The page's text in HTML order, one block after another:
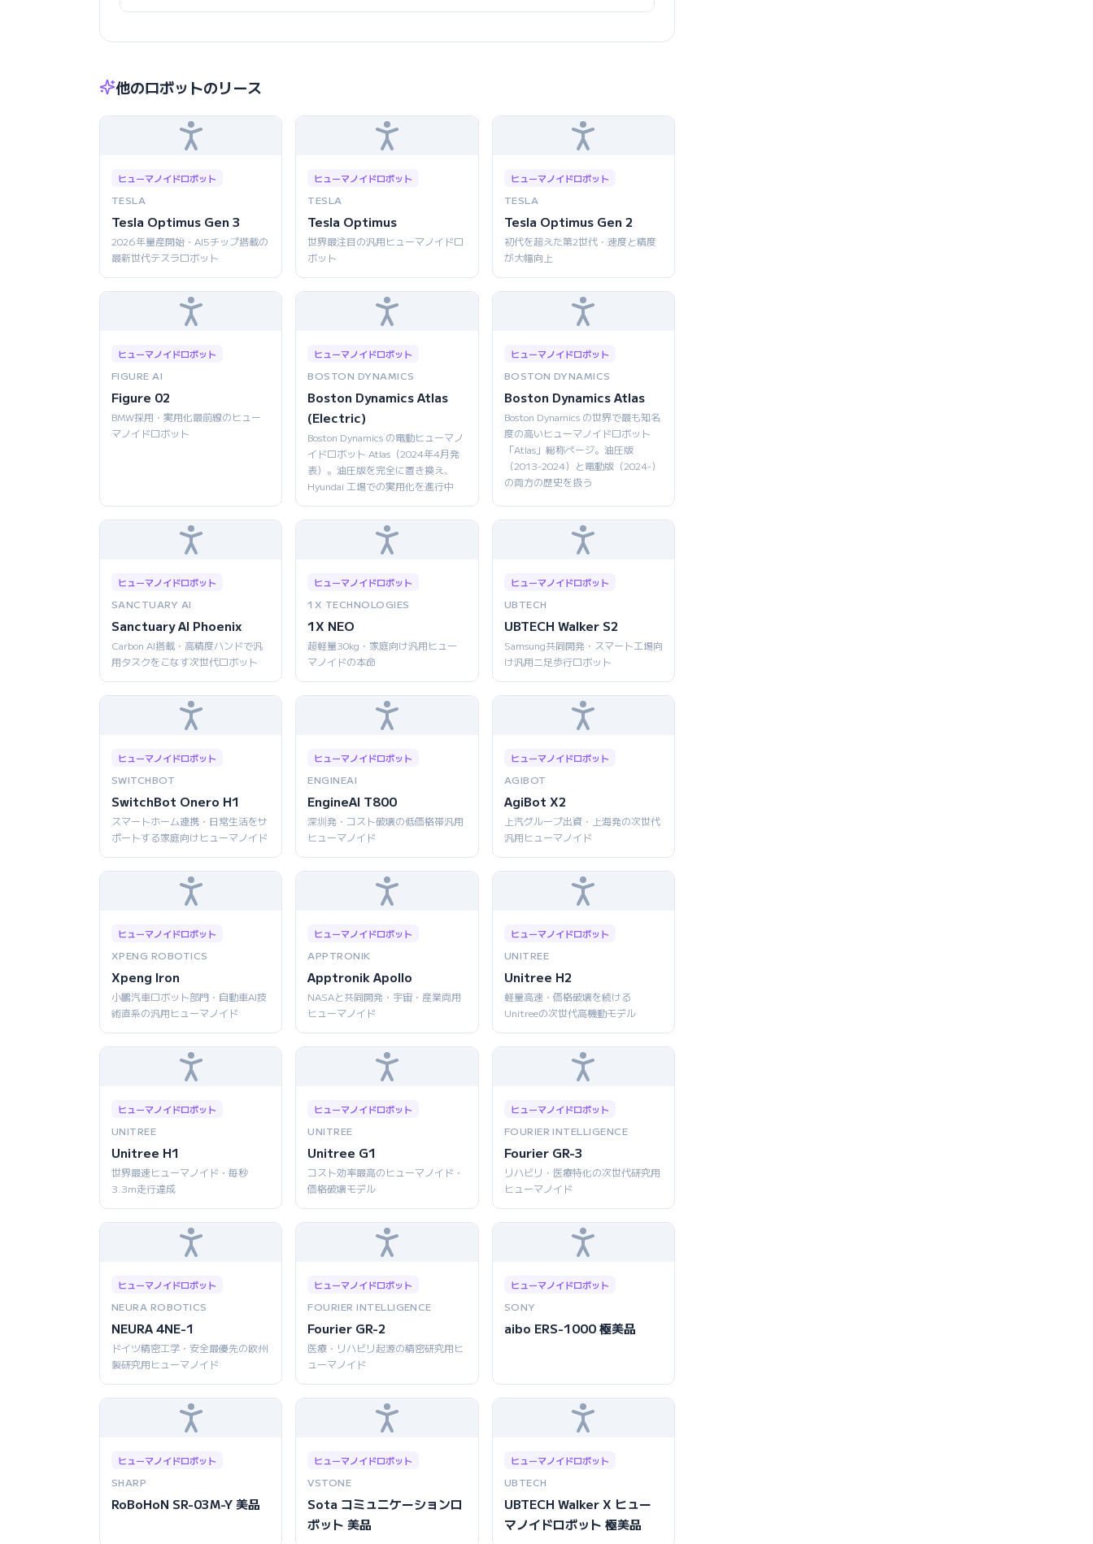
他のロボットのリース
ヒューマノイドロボット
TESLA
Tesla Optimus Gen 3
2026年量産開始・AI5チップ搭載の
最新世代テスラロボット
ヒューマノイドロボット
TESLA
Tesla Optimus
世界最注目の汎用ヒューマノイドロ
ボット
ヒューマノイドロボット
TESLA
Tesla Optimus Gen 2
初代を超えた第2世代・速度と精度
が大幅向上
ヒューマノイドロボット
FIGURE AI
Figure 02
BMW採用・実用化最前線のヒュー
マノイドロボット
ヒューマノイドロボット
BOSTON DYNAMICS
Boston Dynamics Atlas
(Electric)
Boston Dynamics の電動ヒューマノ
イドロボット Atlas（2024年4月発
表）。油圧版を完全に置き換え、
Hyundai 工場での実用化を進行中
ヒューマノイドロボット
BOSTON DYNAMICS
Boston Dynamics Atlas
Boston Dynamics の世界で最も知名
度の高いヒューマノイドロボット
「Atlas」総称ページ。油圧版
（2013-2024）と電動版（2024-）
の両方の歴史を扱う
ヒューマノイドロボット
SANCTUARY AI
Sanctuary AI Phoenix
Carbon AI搭載・高精度ハンドで汎
用タスクをこなす次世代ロボット
ヒューマノイドロボット
1X TECHNOLOGIES
1X NEO
超軽量30kg・家庭向け汎用ヒュー
マノイドの本命
ヒューマノイドロボット
UBTECH
UBTECH Walker S2
Samsung共同開発・スマート工場向
け汎用二足歩行ロボット
ヒューマノイドロボット
SWITCHBOT
SwitchBot Onero H1
スマートホーム連携・日常生活をサ
ポートする家庭向けヒューマノイド
ヒューマノイドロボット
ENGINEAI
EngineAI T800
深圳発・コスト破壊の低価格帯汎用
ヒューマノイド
ヒューマノイドロボット
AGIBOT
AgiBot X2
上汽グループ出資・上海発の次世代
汎用ヒューマノイド
ヒューマノイドロボット
XPENG ROBOTICS
Xpeng Iron
小鵬汽車ロボット部門・自動車AI技
術直系の汎用ヒューマノイド
ヒューマノイドロボット
APPTRONIK
Apptronik Apollo
NASAと共同開発・宇宙・産業両用
ヒューマノイド
ヒューマノイドロボット
UNITREE
Unitree H2
軽量高速・価格破壊を続ける
Unitreeの次世代高機動モデル
ヒューマノイドロボット
UNITREE
Unitree H1
世界最速ヒューマノイド・毎秒
3.3m走行達成
ヒューマノイドロボット
UNITREE
Unitree G1
コスト効率最高のヒューマノイド・
価格破壊モデル
ヒューマノイドロボット
FOURIER INTELLIGENCE
Fourier GR-3
リハビリ・医療特化の次世代研究用
ヒューマノイド
ヒューマノイドロボット
NEURA ROBOTICS
NEURA 4NE-1
ドイツ精密工学・安全最優先の欧州
製研究用ヒューマノイド
ヒューマノイドロボット
FOURIER INTELLIGENCE
Fourier GR-2
医療・リハビリ起源の精密研究用ヒ
ューマノイド
ヒューマノイドロボット
SONY
aibo ERS-1000 極美品
ヒューマノイドロボット
SHARP
RoBoHoN SR-03M-Y 美品
ヒューマノイドロボット
VSTONE
Sota コミュニケーションロ
ボット 美品
ヒューマノイドロボット
UBTECH
UBTECH Walker X ヒュー
マノイドロボット 極美品